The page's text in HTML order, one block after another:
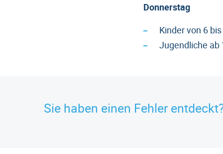
Donnerstag
Kinder von 6
Jugendliche ab
Sie haben einen Fehler